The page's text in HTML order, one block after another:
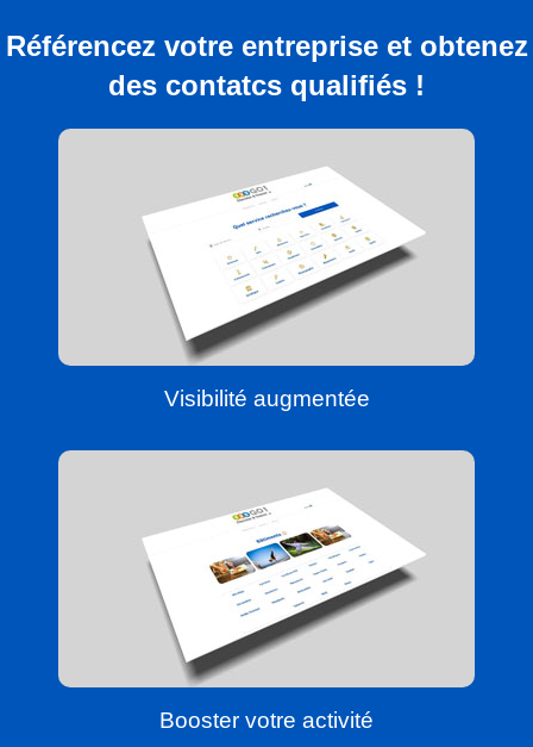
Référencez votre entreprise et obtenez
des contatcs qualifiés !
Visibilité augmentée
Booster votre activité